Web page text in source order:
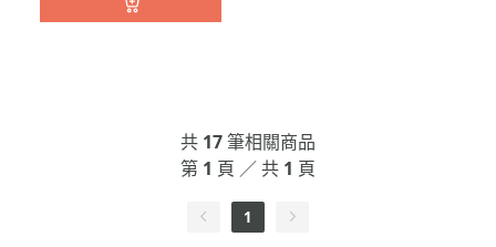
共 17筆相關商品
第 1 頁 ／ 共 1 頁
1